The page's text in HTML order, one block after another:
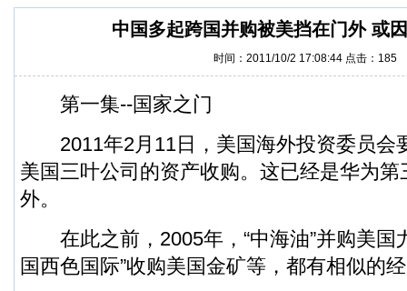
中国多起跨国并购被美挡在门外 或
时间：2011/10/2 17:08:44 点击： 185
第一集--国家之门
2011年2月11日，美国海外投资委员会
美国三叶公司的资产收购。这已经是华为
外。
在此之前，2005年，“中海油”并购美国
国西色国际”收购美国金矿等，都有相似的